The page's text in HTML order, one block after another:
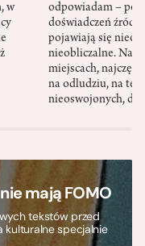
w
odpowiadam – po
doświadczeń
pojawiają się
nieobliczalne.
miejscach,
na odludziu, na
nieoswojonych,
mają FOMO
tekstów przed
kulturalne specjalnie